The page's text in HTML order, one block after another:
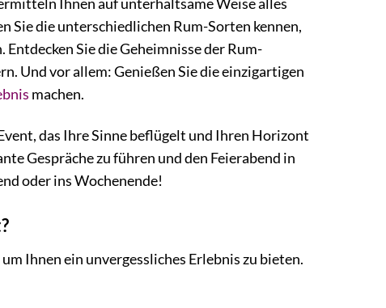
Ihnen auf unterhaltsame Weise alles
Sie die unterschiedlichen Rum-Sorten kennen,
Sie die Geheimnisse der Rum-
Und vor allem: Genießen Sie die einzigartigen
machen.
das Ihre Sinne beflügelt und Ihren Horizont
Gespräche zu führen und den Feierabend in
oder ins Wochenende!
Ihnen ein unvergessliches Erlebnis zu bieten.